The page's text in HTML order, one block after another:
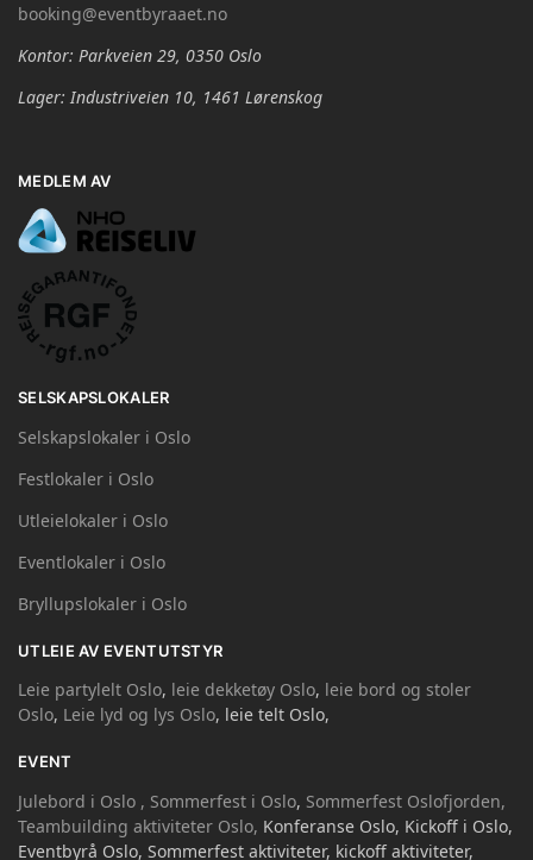
booking@eventbyraaet.no
Kontor: Parkveien 29, 0350 Oslo
Lager: Industriveien 10, 1461 Lørenskog
MEDLEM AV
SELSKAPSLOKALER
Selskapslokaler i Oslo
Festlokaler i Oslo
Utleielokaler i Oslo
Eventlokaler i Oslo
Bryllupslokaler i Oslo
UTLEIE AV EVENTUTSTYR
Leie partylelt Oslo, leie dekketøy Oslo, leie bord og stoler
Oslo, Leie lyd og lys Oslo, leie telt Oslo,
EVENT
Julebord i Oslo , Sommerfest i Oslo, Sommerfest Oslofjorden,
Teambuilding aktiviteter Oslo, Konferanse Oslo, Kickoff i Oslo,
Eventbyrå Oslo, Sommerfest aktiviteter, kickoff aktiviteter,